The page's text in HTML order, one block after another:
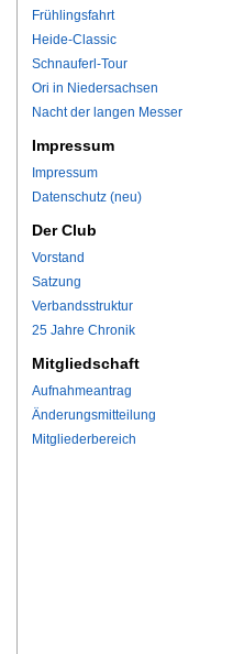
Frühlingsfahrt
Heide-Classic
Schnauferl-Tour
Ori in Niedersachsen
Nacht der langen Messer
Impressum
Impressum
Datenschutz (neu)
Der Club
Vorstand
Satzung
Verbandsstruktur
25 Jahre Chronik
Mitgliedschaft
Aufnahmeantrag
Änderungsmitteilung
Mitgliederbereich